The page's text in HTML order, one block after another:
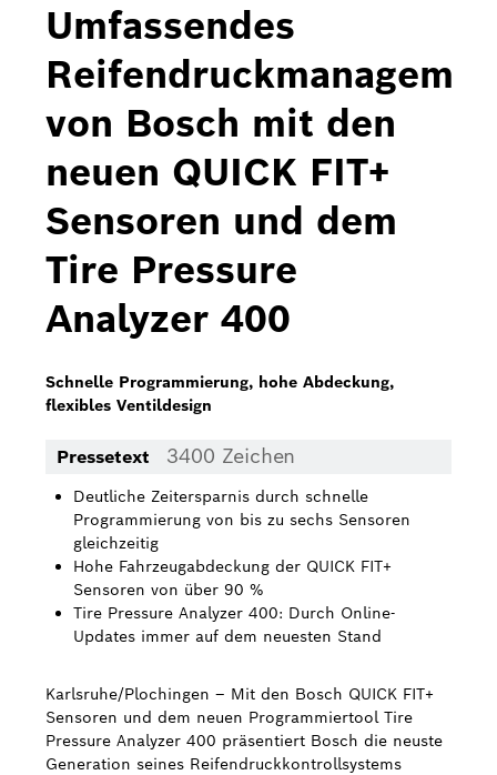
Buderus
Pressemappen
Hausgeräte
Downloads
Pressemappen
Fotos
Videos
Über uns
Bosch in Österreich
Karriere bei Bosch in Österreich
Bosch Weltweit
Kontakt
Umfassendes
von Bosch mit den
neuen QUICK FIT+
Sensoren und dem
Tire Pressure
Analyzer 400
Schnelle Programmierung, hohe Abdeckung,
flexibles Ventildesign
Pressetext 3400 Zeichen
Deutliche Zeitersparnis durch schnelle
Programmierung von bis zu sechs Sensoren
gleichzeitig
Hohe Fahrzeugabdeckung der QUICK FIT+
Sensoren von über 90 %
Tire Pressure Analyzer 400: Durch Online-
Updates immer auf dem neuesten Stand
Karlsruhe/Plochingen – Mit den Bosch QUICK FIT+
Sensoren und dem neuen Programmiertool Tire
Pressure Analyzer 400 präsentiert Bosch die neuste
Generation seines Reifendruckkontrollsystems